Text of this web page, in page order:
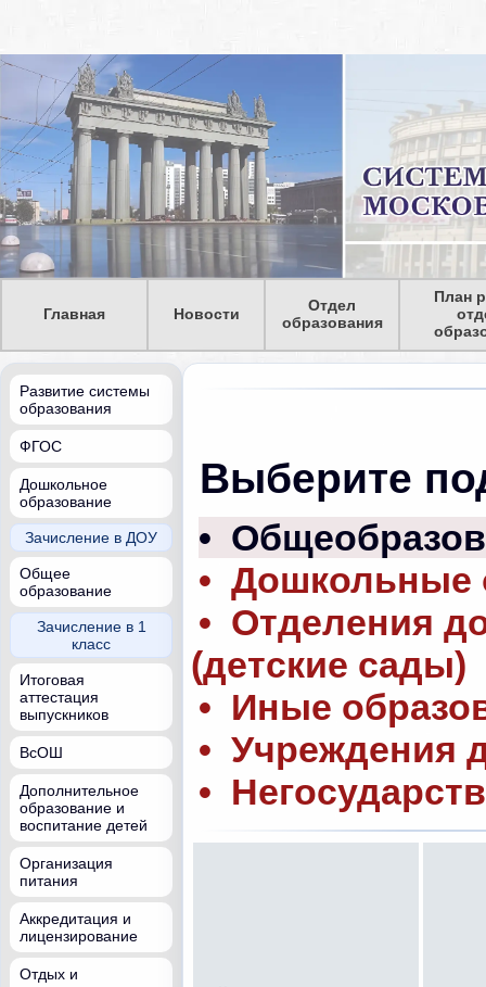
Главная Новости
Отдел
образования
План
Развитие системы
образования
ФГОС
Дошкольное
образование
Зачисление в ДОУ
Общее
образование
Зачисление в 1
класс
Итоговая
аттестация
выпускников
ВсОШ
Дополнительное
образование и
воспитание детей
Организация
питания
Аккредитация и
лицензирование
Отдых и
Выберите
•
• Дошкольные
• Отделения
(детские сады)
• Иные
• Учреждения
•